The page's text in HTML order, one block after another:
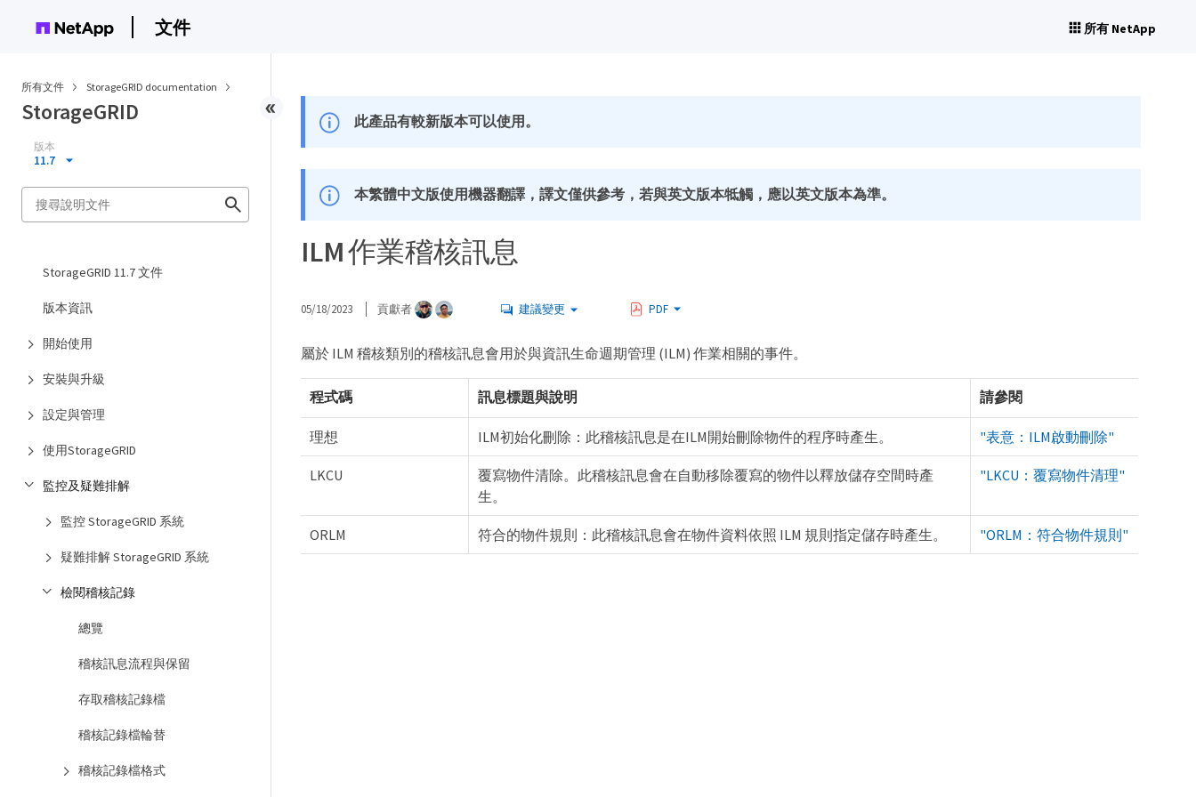
文件 所有 NetApp
所有文件 StorageGRID documentation
StorageGRID
版本
11.7
StorageGRID 11.7 文件
版本資訊
開始使用
安裝與升級
設定與管理
使用StorageGRID
監控及疑難排解
監控 StorageGRID 系統
疑難排解 StorageGRID 系統
檢閱稽核記錄
總覽
稽核訊息流程與保留
存取稽核記錄檔
稽核記錄檔輪替
稽核記錄檔格式
此產品有較新版本可以使用。
本繁體中文版使用機器翻譯，譯文僅供參考，若與英文版本牴觸，應以英文版本為準。
ILM 作業稽核訊息
05/18/2023 貢獻者 建議變更 PDF
屬於 ILM 稽核類別的稽核訊息會用於與資訊生命週期管理 (ILM) 作業相關的事件。
程式碼 訊息標題與說明 請參閱
理想 ILM初始化刪除：此稽核訊息是在ILM開始刪除物件的程序時產生。 "表意：ILM啟動刪除"
LKCU
覆寫物件清除。此稽核訊息會在自動移除覆寫的物件以釋放儲存空間時產
生。
"LKCU：覆寫物件清理"
ORLM 符合的物件規則：此稽核訊息會在物件資料依照 ILM 規則指定儲存時產生。 "ORLM：符合物件規則"